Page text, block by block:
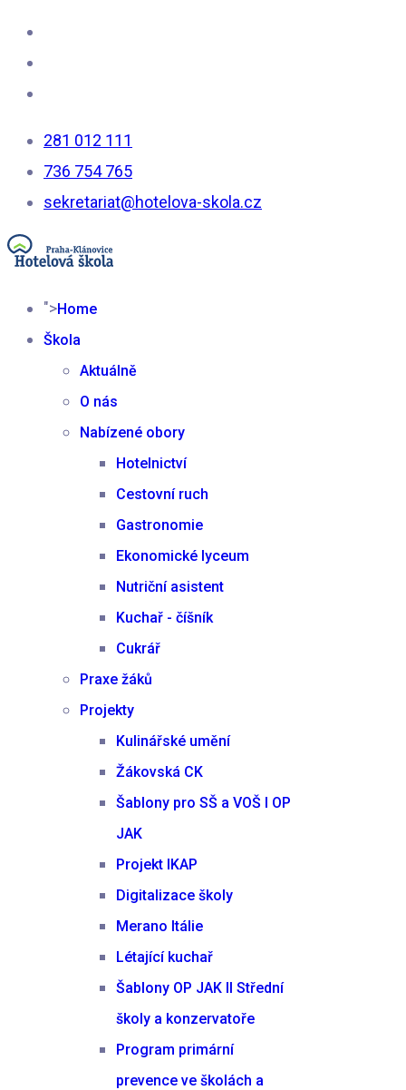
281 012 111
736 754 765
sekretariat@hotelova-skola.cz
">Home
Škola
Aktuálně
O nás
Nabízené obory
Hotelnictví
Cestovní ruch
Gastronomie
Ekonomické lyceum
Nutriční asistent
Kuchař - číšník
Cukrář
Praxe žáků
Projekty
Kulinářské umění
Žákovská CK
Šablony pro SŠ a VOŠ I OP
JAK
Projekt IKAP
Digitalizace školy
Merano Itálie
Létající kuchař
Šablony OP JAK II Střední
školy a konzervatoře
Program primární
prevence ve školách a